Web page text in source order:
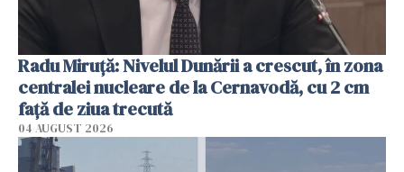
Radu Miruţă: Nivelul Dunării a crescut, în zona
centralei nucleare de la Cernavodă, cu 2 cm
faţă de ziua trecută
04 AUGUST 2026